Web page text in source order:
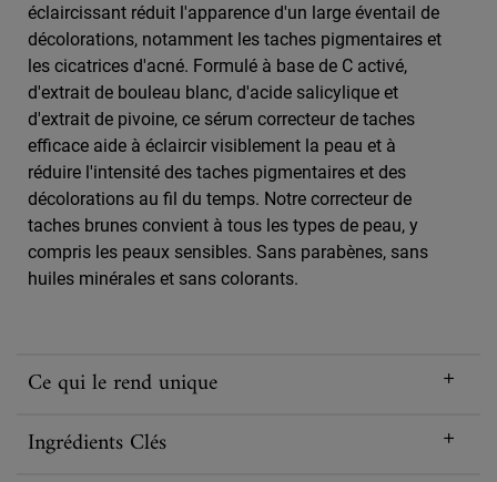
éclaircissant réduit l'apparence d'un large éventail de
décolorations, notamment les taches pigmentaires et
les cicatrices d'acné. Formulé à base de C activé,
d'extrait de bouleau blanc, d'acide salicylique et
d'extrait de pivoine, ce sérum correcteur de taches
efficace aide à éclaircir visiblement la peau et à
réduire l'intensité des taches pigmentaires et des
décolorations au fil du temps. Notre correcteur de
taches brunes convient à tous les types de peau, y
compris les peaux sensibles. Sans parabènes, sans
huiles minérales et sans colorants.
Ce qui le rend unique
Ingrédients Clés